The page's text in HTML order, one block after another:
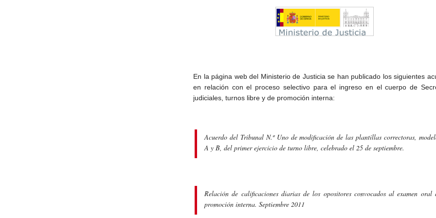
En la página web del Ministerio de Justicia se han publicado los siguientes
en relación con el proceso selectivo para el ingreso en el cuerpo de
judiciales, turnos libre y de promoción interna:
Acuerdo del Tribunal N.º Uno de modificación de las plantillas correctoras,
A y B, del primer ejercicio de turno libre, celebrado el 25 de septiembre.
Relación de calificaciones diarias de los opositores convocados al examen oral
promoción interna. Septiembre 2011